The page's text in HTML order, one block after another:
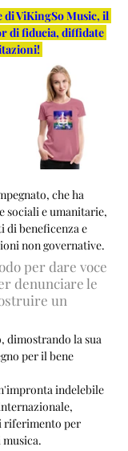
ViKingSo Music, il
di fiducia, diffidate
che ha
sociali e umanitarie,
di beneficenza e
non governative.
per dare voce
denunciare le
un
dimostrando la sua
per il bene
indelebile
riferimento per